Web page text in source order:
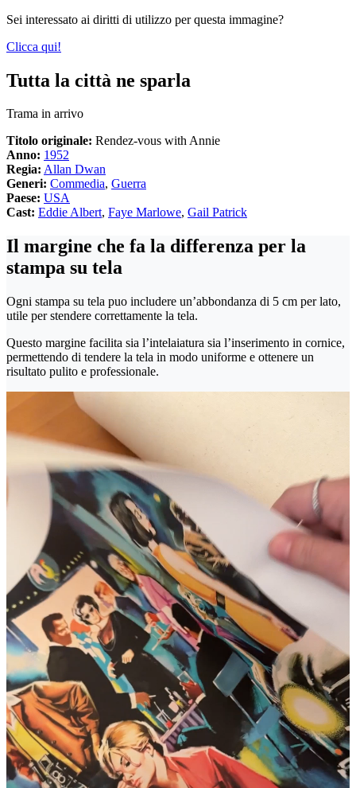
Sei interessato ai diritti di utilizzo per questa immagine?
Clicca qui!
Tutta la città ne sparla
Trama in arrivo
Titolo originale: Rendez-vous with Annie
Anno: 1952
Regia: Allan Dwan
Generi: Commedia, Guerra
Paese: USA
Cast: Eddie Albert, Faye Marlowe, Gail Patrick
Il margine che fa la differenza per la
stampa su tela
Ogni stampa su tela puo includere un’abbondanza di 5 cm per lato,
utile per stendere correttamente la tela.
Questo margine facilita sia l’intelaiatura sia l’inserimento in cornice,
permettendo di tendere la tela in modo uniforme e ottenere un
risultato pulito e professionale.